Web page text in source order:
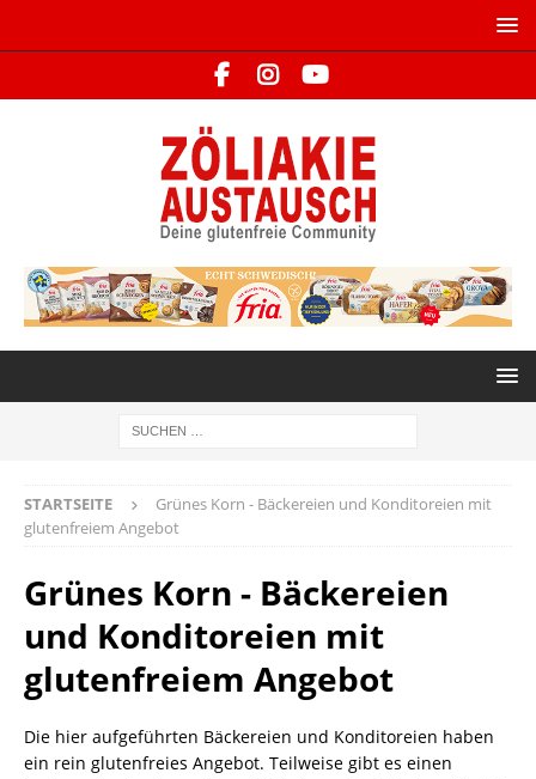
STARTSEITE
Grünes Korn - Bäckereien und Konditoreien mit
glutenfreiem Angebot
Grünes Korn - Bäckereien
und Konditoreien mit
glutenfreiem Angebot
Die hier aufgeführten Bäckereien und Konditoreien haben
ein rein glutenfreies Angebot. Teilweise gibt es einen